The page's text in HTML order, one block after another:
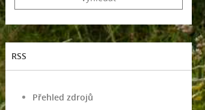
RSS
Přehled zdrojů